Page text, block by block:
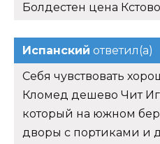
Болдестен цена
Испанский ответил(а)
Себя чувствовать
Кломед дешево Чит
который на южном
дворы с портиками и